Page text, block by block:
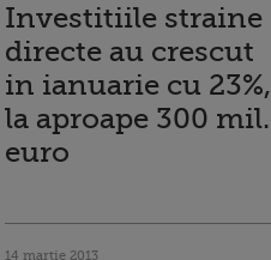
Investitiile straine
directe au crescut
in ianuarie cu 23%,
la aproape 300 mil.
euro
14 martie 2013